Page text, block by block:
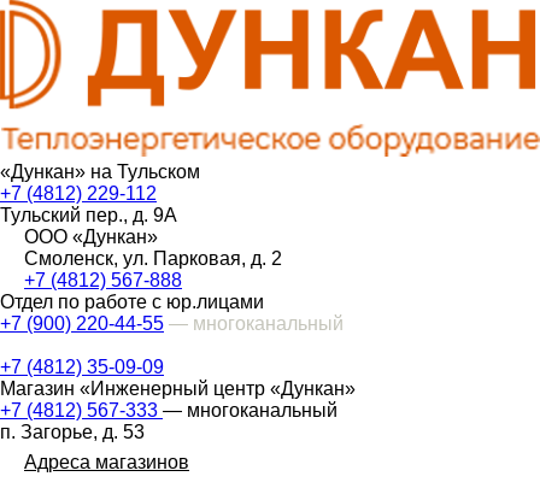
«Дункан» на Тульском
+7 (4812) 229-112
Тульский пер., д. 9А
ООО «Дункан»
Смоленск, ул. Парковая, д. 2
+7 (4812) 567-888
Отдел по работе с юр.лицами
+7 (900) 220-44-55 — многоканальный
+7 (4812) 35-09-09
Магазин «Инженерный центр «Дункан»
+7 (4812) 567-333 — многоканальный
п. Загорье, д. 53
Адреса магазинов